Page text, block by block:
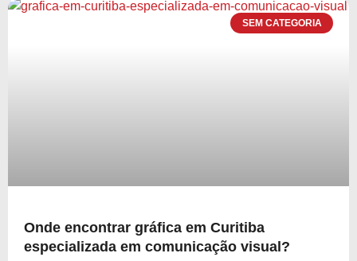
SEM CATEGORIA
Onde encontrar gráfica em Curitiba
especializada em comunicação visual?